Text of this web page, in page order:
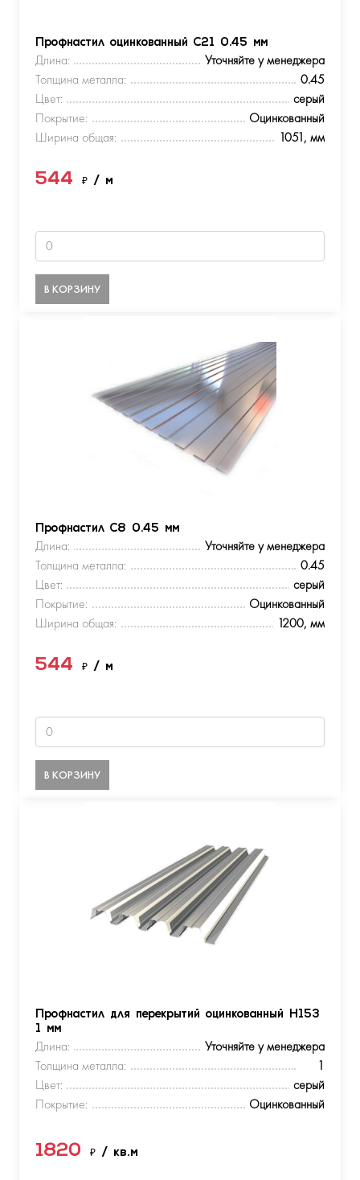
Профнастил оцинкованный С21 0.45 мм
Длина:
Уточняйте у менеджера
Толщина металла:
0.45
Цвет:
серый
Покрытие:
Оцинкованный
Ширина общая:
1051, мм
544 ₽ / м
В КОРЗИНУ
Профнастил С8 0.45 мм
Длина:
Уточняйте у менеджера
Толщина металла:
0.45
Цвет:
серый
Покрытие:
Оцинкованный
Ширина общая:
1200, мм
544 ₽ / м
В КОРЗИНУ
Профнастил для перекрытий оцинкованный Н153
1 мм
Длина:
Уточняйте у менеджера
Толщина металла:
1
Цвет:
серый
Покрытие:
Оцинкованный
1820 ₽ / кв.м